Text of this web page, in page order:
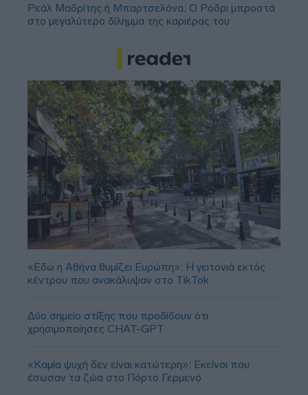
Ρεάλ Μαδρίτης ή Μπαρτσελόνα; Ο Ρόδρι μπροστά
στο μεγαλύτερο δίλημμα της καριέρας του
«Εδώ η Αθήνα θυμίζει Ευρώπη»: H γειτονιά εκτός
κέντρου που ανακάλυψαν στο TikTok
Δύο σημείο στίξης που προδίδουν ότι
χρησιμοποίησες CHAT-GPT
«Καμία ψυχή δεν είναι κατώτερη»: Εκείνοι που
έσωσαν τα ζώα στο Πόρτο Γερμενό